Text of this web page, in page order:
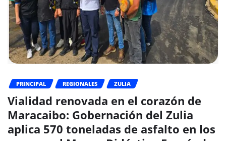
PRINCIPAL REGIONALES ZULIA
Vialidad renovada en el corazón de
Maracaibo: Gobernación del Zulia
aplica 570 toneladas de asfalto en los